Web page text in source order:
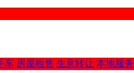
车 房屋租售 生意转让 本地服务